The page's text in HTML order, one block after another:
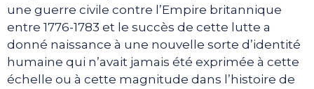
une guerre civile contre l’Empire britannique
entre 1776-1783 et le succès de cette lutte a
donné naissance à une nouvelle sorte d’identité
humaine qui n’avait jamais été exprimée à cette
échelle ou à cette magnitude dans l’histoire de